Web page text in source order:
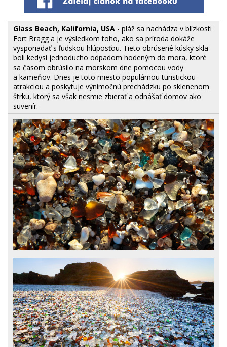
Glass Beach, Kalifornia, USA - pláž sa nachádza v blízkosti
Fort Bragg a je výsledkom toho, ako sa príroda dokáže
vysporiadať s ľudskou hlúposťou. Tieto obrúsené kúsky skla
boli kedysi jednoducho odpadom hodeným do mora, ktoré
sa časom obrúsilo na morskom dne pomocou vody
a kameňov. Dnes je toto miesto populárnou turistickou
atrakciou a poskytuje výnimočnú prechádzku po sklenenom
štrku, ktorý sa však nesmie zbierať a odnášať domov ako
suvenír.